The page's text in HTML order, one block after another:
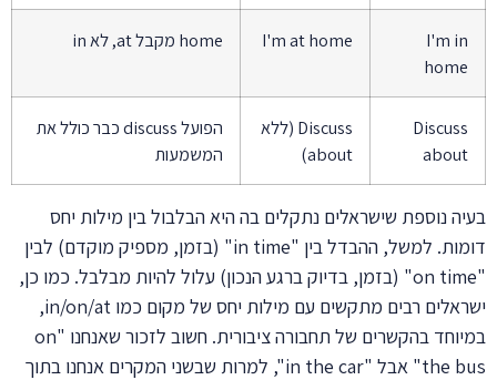
I'm in
home
I'm at home home מקבל at, לא in
Discuss
about
Discuss (ללא
about)
הפועל discuss כבר כולל את
המשמעות
בעיה נוספת שישראלים נתקלים בה היא הבלבול בין מילות יחס
דומות. למשל, ההבדל בין "in time" (בזמן, מספיק מוקדם) לבין
"on time" (בזמן, בדיוק ברגע הנכון) עלול להיות מבלבל. כמו כן,
ישראלים רבים מתקשים עם מילות יחס של מקום כמו in/on/at,
במיוחד בהקשרים של תחבורה ציבורית. חשוב לזכור שאנחנו "on
the bus" אבל "in the car", למרות שבשני המקרים אנחנו בתוך